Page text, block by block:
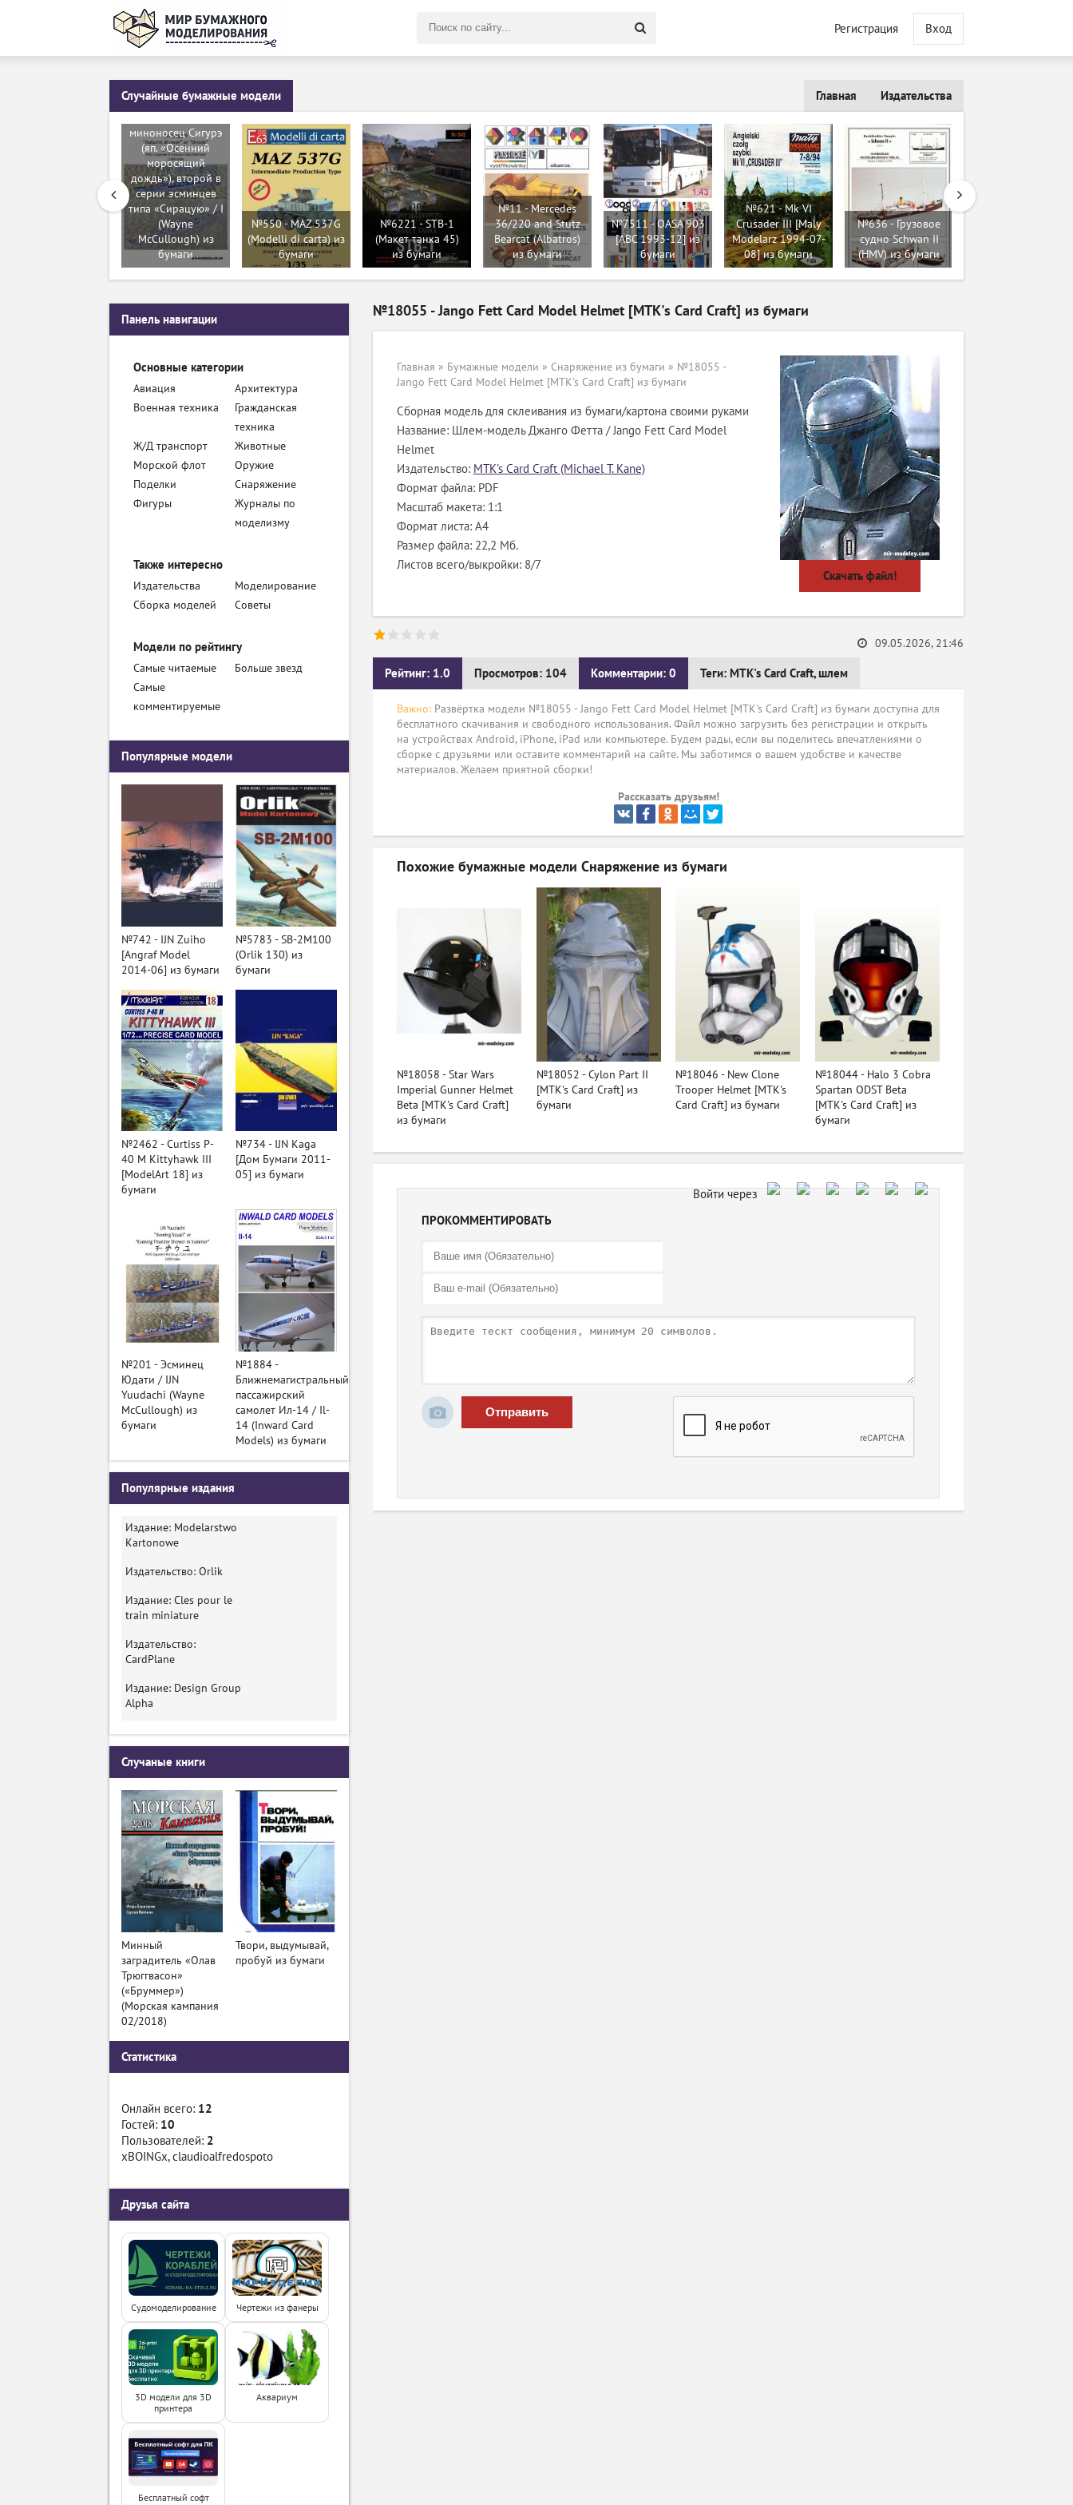
Регистрация Вход
Случайные бумажные модели Издательства
Главная
№205 -
миноносец Сигурэ
(яп. «Осенний
моросящий
дождь»), второй в
серии эсминцев
типа «Сирацую» / I
(Wayne
McCullough) из
бумаги
№550 - MAZ 537G
(Modelli di carta) из
бумаги
№6221 - STB-1
(Макет танка 45)
из бумаги
№11 - Mercedes
36/220 and Stutz
Bearcat (Albatros)
из бумаги
№7511 - OASA 903
[ABC 1993-12] из
бумаги
№621 - Mk VI
Crusader III [Maly
Modelarz 1994-07-
08] из бумаги
№636 - Грузовое
судно Schwan II
(HMV) из бумаги
№18055 - Jango Fett Card Model Helmet [MTK's Card Craft] из бумаги
Главная » Бумажные модели » Снаряжение из бумаги » №18055 -
Jango Fett Card Model Helmet [MTK's Card Craft] из бумаги
Сборная модель для склеивания из бумаги/картона своими руками
Название: Шлем-модель Джанго Фетта / Jango Fett Card Model
Helmet
Издательство: MTK's Card Craft (Michael T. Kane)
Формат файла: PDF
Масштаб макета: 1:1
Формат листа: А4
Размер файла: 22,2 Мб.
Листов всего/выкройки: 8/7
Скачать файл!
Рейтинг: 1.0 Просмотров: 104 Комментарии: 0 Теги: MTK's Card Craft,шлем
09.05.2026, 21:46
Важно: Развёртка модели №18055 - Jango Fett Card Model Helmet [MTK's Card Craft] из бумаги доступна для
бесплатного скачивания и свободного использования. Файл можно загрузить без регистрации и открыть
на устройствах Android, iPhone, iPad или компьютере. Будем рады, если вы поделитесь впечатлениями о
сборке с друзьями или оставите комментарий на сайте. Мы заботимся о вашем удобстве и качестве
материалов. Желаем приятной сборки!
Рассказать друзьям!
Похожие бумажные модели Снаряжение из бумаги
№18058 - Star Wars
Imperial Gunner Helmet
Beta [MTK's Card Craft]
из бумаги
№18052 - Cylon Part II
[MTK's Card Craft] из
бумаги
№18046 - New Clone
Trooper Helmet [MTK's
Card Craft] из бумаги
№18044 - Halo 3 Cobra
Spartan ODST Beta
[MTK's Card Craft] из
бумаги
ПРОКОММЕНТИРОВАТЬ
Отправить
Панель навигации
Основные категории
Авиация
Архитектура
Военная техника
Гражданская
техника
Ж/Д транспорт
Животные
Морской флот
Оружие
Поделки
Снаряжение
Фигуры
Журналы по
моделизму
Также интересно
Издательства
Моделирование
Сборка моделей
Советы
Модели по рейтингу
Самые читаемые
Больше звезд
Самые
комментируемые
Популярные модели
№742 - IJN Zuiho
[Angraf Model
2014-06] из бумаги
№5783 - SB-2M100
(Orlik 130) из
бумаги
№2462 - Curtiss P-
40 M Kittyhawk III
[ModelArt 18] из
бумаги
№734 - IJN Kaga
[Дом Бумаги 2011-
05] из бумаги
№201 - Эсминец
Юдати / IJN
Yuudachi (Wayne
McCullough) из
бумаги
№1884 -
Ближнемагистральный
пассажирский
самолет Ил-14 / Il-
14 (Inward Card
Models) из бумаги
Популярные издания
Издание: Modelarstwo
Kartonowe
Издательство: Orlik
Издание: Cles pour le
train miniature
Издательство:
CardPlane
Издание: Design Group
Alpha
Случаные книги
Минный
заградитель «Олав
Трюггвасон»
(«Бруммер»)
(Морская кампания
02/2018)
Твори, выдумывай,
пробуй из бумаги
Статистика
Онлайн всего: 12
Гостей: 10
Пользователей: 2
xBOINGx,claudioalfredospoto
Друзья сайта
Судомоделирование Чертежи из фанеры
3D модели для 3D
принтера
Аквариум
Бесплатный софт